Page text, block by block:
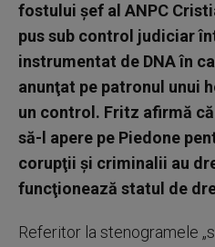
fostului şef al ANPC
pus sub control judiciar
instrumentat de DNA în
anunţat pe patronul unui
un control. Fritz afirmă
să-l apere pe Piedone
corupţii şi criminalii au
funcţionează statul de
Referitor la stenogramele